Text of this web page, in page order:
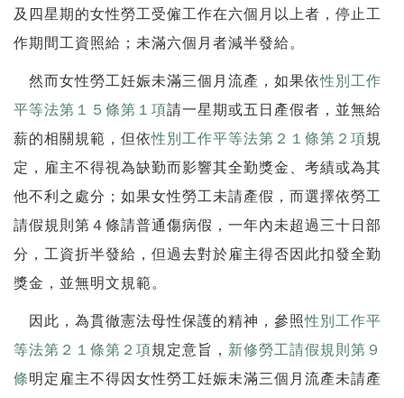
及四星期的女性勞工受僱工作在六個月以上者，停止工
作期間工資照給；未滿六個月者減半發給。
然而女性勞工妊娠未滿三個月流產，如果依性別工作
平等法第１５條第１項請一星期或五日產假者，並無給
薪的相關規範，但依性別工作平等法第２１條第２項規
定，雇主不得視為缺勤而影響其全勤獎金、考績或為其
他不利之處分；如果女性勞工未請產假，而選擇依勞工
請假規則第４條請普通傷病假，一年內未超過三十日部
分，工資折半發給，但過去對於雇主得否因此扣發全勤
獎金，並無明文規範。
因此，為貫徹憲法母性保護的精神，參照性別工作平
等法第２１條第２項規定意旨， 新修勞工請假規則第９
條明定雇主不得因女性勞工妊娠未滿三個月流產未請產